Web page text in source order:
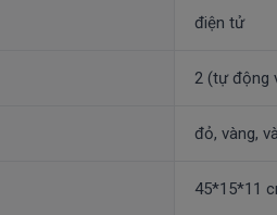
điện tử
2 (tự động
đỏ, vàng,
45*15*11